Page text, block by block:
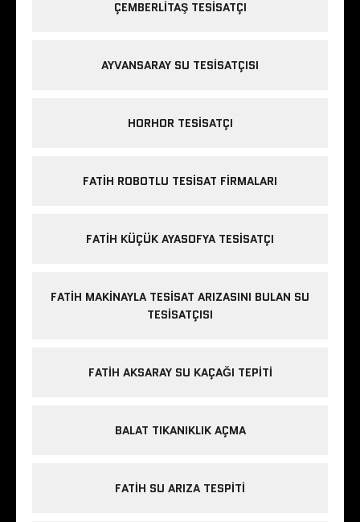
ÇEMBERLITAŞ TESISATÇI
AYVANSARAY SU TESISATÇISI
HORHOR TESISATÇI
FATIH ROBOTLU TESISAT FIRMALARI
FATIH KÜÇÜK AYASOFYA TESISATÇI
FATIH MAKINAYLA TESISAT ARIZASINI BULAN SU
TESISATÇISI
FATIH AKSARAY SU KAÇAĞI TEPITI
BALAT TIKANIKLIK AÇMA
FATIH SU ARIZA TESPITI